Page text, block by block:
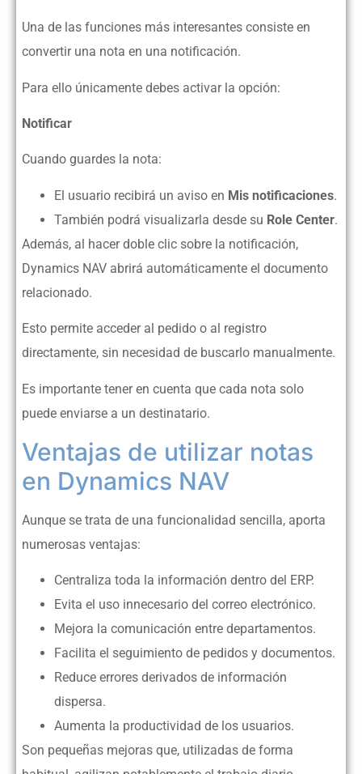
Una de las funciones más interesantes consiste en
convertir una nota en una notificación.
Para ello únicamente debes activar la opción:
Notificar
Cuando guardes la nota:
El usuario recibirá un aviso en Mis notificaciones.
También podrá visualizarla desde su Role Center.
Además, al hacer doble clic sobre la notificación,
Dynamics NAV abrirá automáticamente el documento
relacionado.
Esto permite acceder al pedido o al registro
directamente, sin necesidad de buscarlo manualmente.
Es importante tener en cuenta que cada nota solo
puede enviarse a un destinatario.
Ventajas de utilizar notas
en Dynamics NAV
Aunque se trata de una funcionalidad sencilla, aporta
numerosas ventajas:
Centraliza toda la información dentro del ERP.
Evita el uso innecesario del correo electrónico.
Mejora la comunicación entre departamentos.
Facilita el seguimiento de pedidos y documentos.
Reduce errores derivados de información
dispersa.
Aumenta la productividad de los usuarios.
Son pequeñas mejoras que, utilizadas de forma